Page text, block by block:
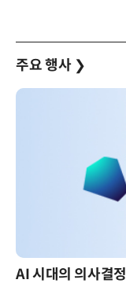
주요 행사 ❯